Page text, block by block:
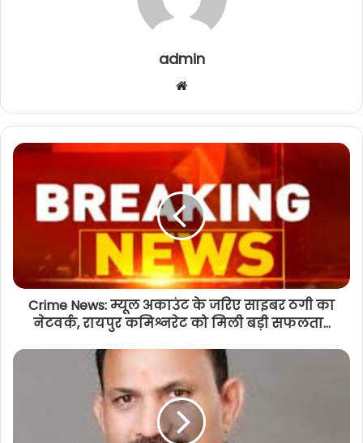
admin
Website
Crime News: म्यूल अकाउंट के जरिए साइबर ठगी का
नेटवर्क, रायपुर कमिश्नरेट को मिली बड़ी सफलता...